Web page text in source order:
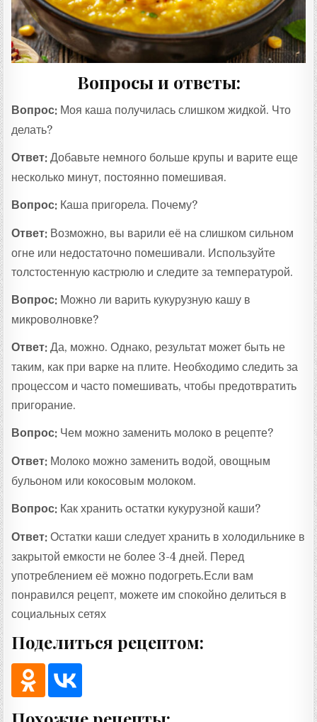
Вопросы и ответы:
Вопрос: Моя каша получилась слишком жидкой. Что
делать?
Ответ: Добавьте немного больше крупы и варите еще
несколько минут, постоянно помешивая.
Вопрос: Каша пригорела. Почему?
Ответ: Возможно, вы варили её на слишком сильном
огне или недостаточно помешивали. Используйте
толстостенную кастрюлю и следите за температурой.
Вопрос: Можно ли варить кукурузную кашу в
микроволновке?
Ответ: Да, можно. Однако, результат может быть не
таким, как при варке на плите. Необходимо следить за
процессом и часто помешивать, чтобы предотвратить
пригорание.
Вопрос: Чем можно заменить молоко в рецепте?
Ответ: Молоко можно заменить водой, овощным
бульоном или кокосовым молоком.
Вопрос: Как хранить остатки кукурузной каши?
Ответ: Остатки каши следует хранить в холодильнике в
закрытой емкости не более 3-4 дней. Перед
употреблением её можно подогреть.Если вам
понравился рецепт, можете им спокойно делиться в
социальных сетях
Поделиться рецептом: